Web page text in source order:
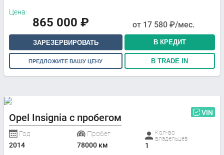
Цена:
865 000 ₽ от 17 580 ₽/мес.
ЗАРЕЗЕРВИРОВАТЬ В КРЕДИТ
ПРЕДЛОЖИТЕ ВАШУ ЦЕНУ В TRADE IN
Opel Insignia с пробегом VIN
Год
2014
Пробег
78000 км
Кол-во
владельцев
1